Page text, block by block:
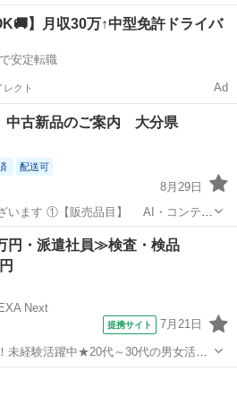
収納家具 カップ麺
】月収30万↑中型免許ドライバ
安定転職
レクト Ad
古新品のご案内 大分県
配送可
8月29日
AI・コンテナ
ェイ）、各種中古コンテナ、改造コン
しております ②【在庫につい
コンテナ
円・派遣社員≫検査・検品
Next
提携サイト 7月21日
未経験活躍中★20代～30代の男女活躍
会社負担！マイカー通勤OK！無料駐
池郡大津町》 人気の工場のお